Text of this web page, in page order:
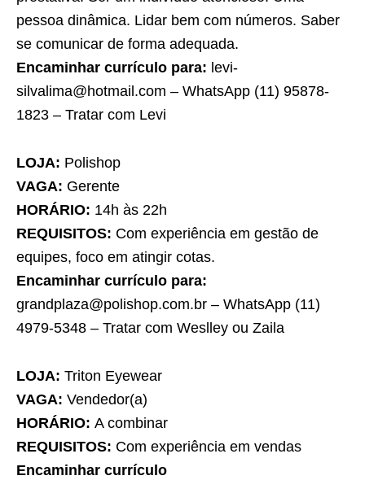
pessoa dinâmica. Lidar bem com números. Saber
se comunicar de forma adequada.
Encaminhar currículo para: levi-
silvalima@hotmail.com – WhatsApp (11) 95878-
1823 – Tratar com Levi
LOJA: Polishop
VAGA: Gerente
HORÁRIO: 14h às 22h
REQUISITOS: Com experiência em gestão de
equipes, foco em atingir cotas.
Encaminhar currículo para:
grandplaza@polishop.com.br – WhatsApp (11)
4979-5348 – Tratar com Weslley ou Zaila
LOJA: Triton Eyewear
VAGA: Vendedor(a)
HORÁRIO: A combinar
REQUISITOS: Com experiência em vendas
Encaminhar currículo